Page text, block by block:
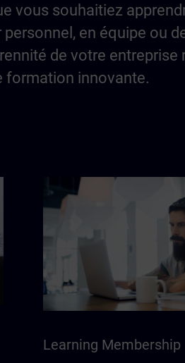
vous souhaitiez
en équipe ou
de votre
formation innovante.
Learning Membership